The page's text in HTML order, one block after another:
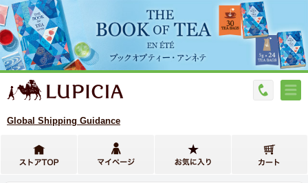
Global Shipping Guidance